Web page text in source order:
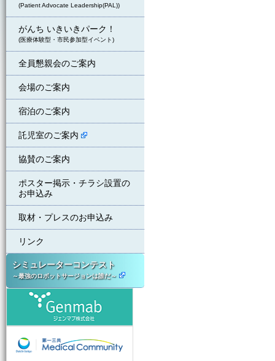
(Patient Advocate Leadership(PAL))
がんち いきいきパーク！
(医療体験型・市民参加型イベント)
全員懇親会のご案内
会場のご案内
宿泊のご案内
託児室のご案内
協賛のご案内
ポスター掲示・チラシ設置の
お申込み
取材・プレスのお申込み
リンク
シミュレーターコンテスト
～最強のロボットサージョンは誰だ～
ジェンマブ株式会社